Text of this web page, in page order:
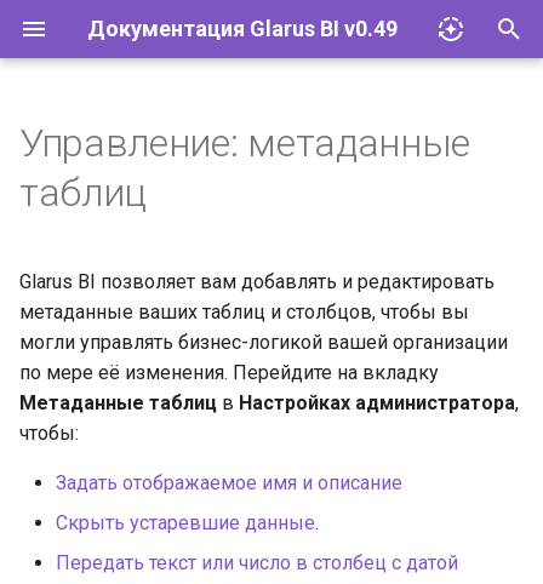
Документация Glarus BI v0.49
л
и
з
Импорт файлов Excel
Визуализации
Дашборды
Модели
Исследование и
организация
Установка и эксплуатация
Базы данных
Учётные записи и группы
Разрешения
Встраивание
Документация API
Управление: метаданные
таблиц
Glarus BI позволяет вам добавлять и редактировать
метаданные ваших таблиц и столбцов, чтобы вы
могли управлять бизнес-логикой вашей организации
по мере её изменения. Перейдите на вкладку
Метаданные таблиц в Настройках администратора,
чтобы:
Задать отображаемое имя и описание
Скрыть устаревшие данные.
Передать текст или число в столбец с датой